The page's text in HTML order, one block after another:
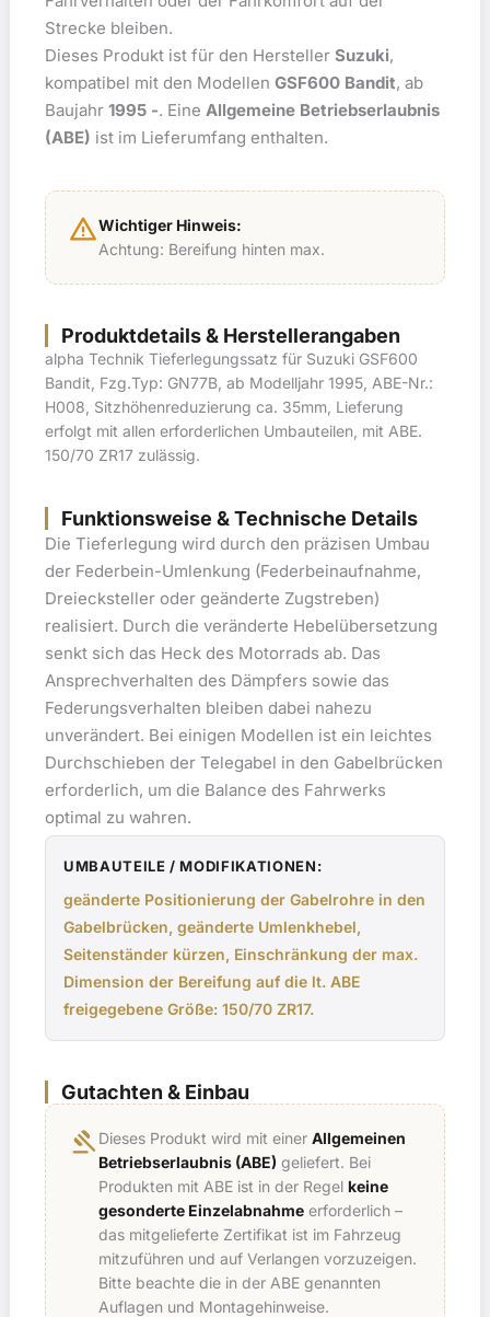
Strecke bleiben.
Dieses Produkt ist für den Hersteller Suzuki,
kompatibel mit den Modellen GSF600 Bandit, ab
Baujahr 1995 -. Eine Allgemeine Betriebserlaubnis
(ABE) ist im Lieferumfang enthalten.
warningWichtiger Hinweis:
Achtung: Bereifung hinten max.
Produktdetails & Herstellerangaben
alpha Technik Tieferlegungssatz für Suzuki GSF600
Bandit, Fzg.Typ: GN77B, ab Modelljahr 1995, ABE-Nr.:
H008, Sitzhöhenreduzierung ca. 35mm, Lieferung
erfolgt mit allen erforderlichen Umbauteilen, mit ABE.
150/70 ZR17 zulässig.
Funktionsweise & Technische Details
Die Tieferlegung wird durch den präzisen Umbau
der Federbein-Umlenkung (Federbeinaufnahme,
Dreiecksteller oder geänderte Zugstreben)
realisiert. Durch die veränderte Hebelübersetzung
senkt sich das Heck des Motorrads ab. Das
Ansprechverhalten des Dämpfers sowie das
Federungsverhalten bleiben dabei nahezu
unverändert. Bei einigen Modellen ist ein leichtes
Durchschieben der Telegabel in den Gabelbrücken
erforderlich, um die Balance des Fahrwerks
optimal zu wahren.
UMBAUTEILE / MODIFIKATIONEN:
geänderte Positionierung der Gabelrohre in den
Gabelbrücken, geänderte Umlenkhebel,
Seitenständer kürzen, Einschränkung der max.
Dimension der Bereifung auf die lt. ABE
freigegebene Größe: 150/70 ZR17.
Gutachten & Einbau
gavel Dieses Produkt wird mit einer Allgemeinen
Betriebserlaubnis (ABE) geliefert. Bei
Produkten mit ABE ist in der Regel keine
gesonderte Einzelabnahme erforderlich –
das mitgelieferte Zertifikat ist im Fahrzeug
mitzuführen und auf Verlangen vorzuzeigen.
Bitte beachte die in der ABE genannten
Auflagen und Montagehinweise.